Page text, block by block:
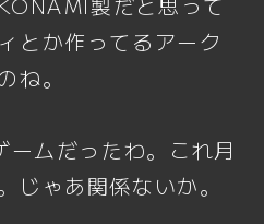
とか作ってるアーク
ね。
ムだったわ。これ月
じゃあ関係ないか。